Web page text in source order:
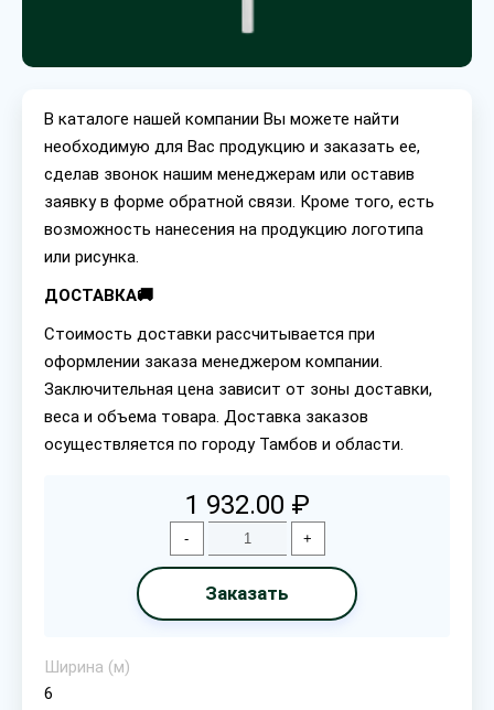
В каталоге нашей компании Вы можете найти
необходимую для Вас продукцию и заказать ее,
сделав звонок нашим менеджерам или оставив
заявку в форме обратной связи. Кроме того, есть
возможность нанесения на продукцию логотипа
или рисунка.
ДОСТАВКА🚚
Стоимость доставки рассчитывается при
оформлении заказа менеджером компании.
Заключительная цена зависит от зоны доставки,
веса и объема товара. Доставка заказов
осуществляется по городу Тамбов и области.
1 932.00 ₽
- +
Заказать
Ширина (м)
6